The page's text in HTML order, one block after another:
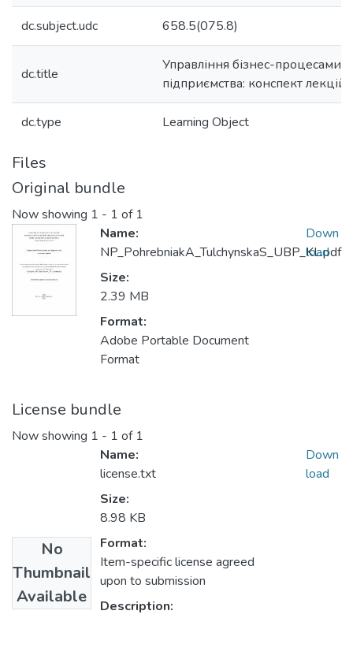
dc.subject.udc 658.5(075.8)
dc.title
Управління бізнес-процесами
підприємства: конспект лекцій
dc.type Learning Object
Files
Original bundle
Now showing 1 - 1 of 1
Name:
NP_PohrebniakA_TulchynskaS_UBP_KL.pdf
Size:
2.39 MB
Format:
Adobe Portable Document
Format
Down
load
License bundle
Now showing 1 - 1 of 1
No
Thumbnail
Available
Name:
license.txt
Size:
8.98 KB
Format:
Item-specific license agreed
upon to submission
Description:
Down
load